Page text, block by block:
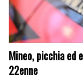
Mineo, picchia ed
22enne